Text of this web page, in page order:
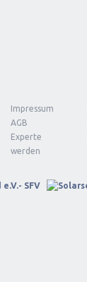
Impressum
AGB
Experte
werden